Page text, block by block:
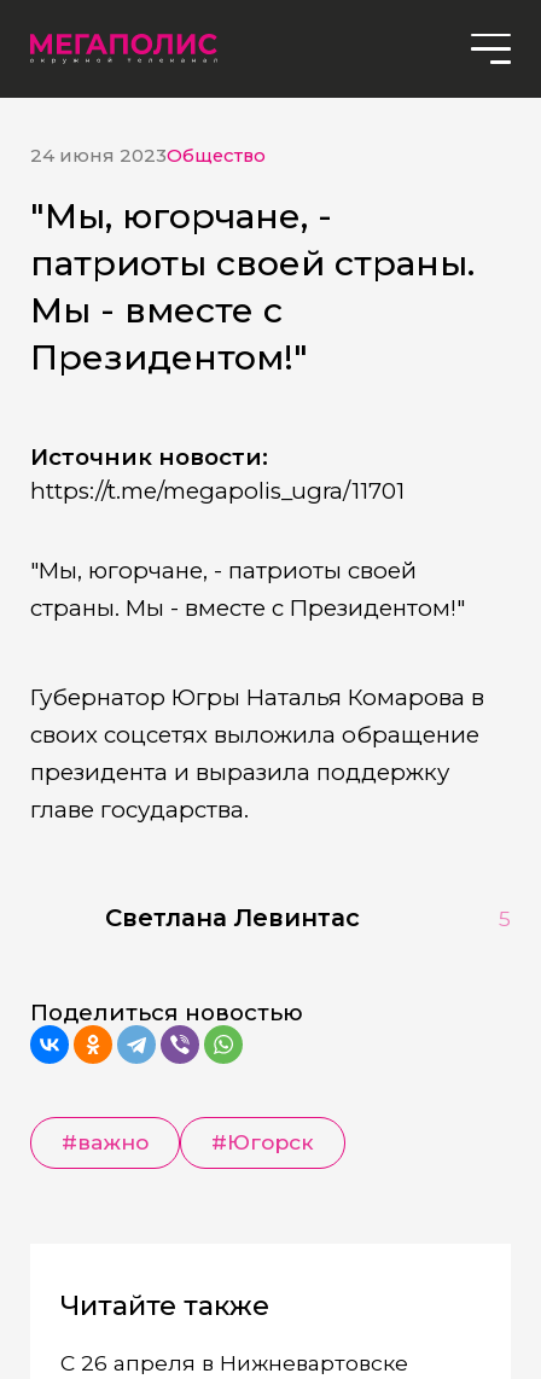
24 июня 2023Общество
"Мы, югорчане, -
патриоты своей страны.
Мы - вместе с
Президентом!"
Источник новости:
https://t.me/megapolis_ugra/11701
"Мы, югорчане, - патриоты своей
страны. Мы - вместе с Президентом!"
Губернатор Югры Наталья Комарова в
своих соцсетях выложила обращение
президента и выразила поддержку
главе государства.
Светлана Левинтас 5
Поделиться новостью
#важно #Югорск
Читайте также
С 26 апреля в Нижневартовске